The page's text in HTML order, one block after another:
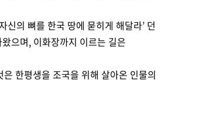
의 뼈를 한국 땅에 묻히게 해달라’ 던
으며, 이화장까지 이르는 길은
한평생을 조국을 위해 살아온 인물의